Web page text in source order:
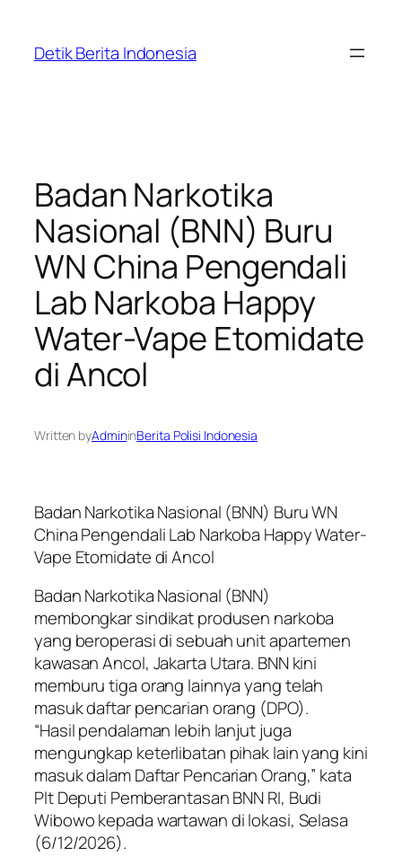
content
Detik Berita Indonesia
Badan Narkotika
Nasional (BNN) Buru
WN China Pengendali
Lab Narkoba Happy
Water-Vape Etomidate
di Ancol
Written byAdmininBerita Polisi Indonesia
Badan Narkotika Nasional (BNN) Buru WN
China Pengendali Lab Narkoba Happy Water-
Vape Etomidate di Ancol
Badan Narkotika Nasional (BNN)
membongkar sindikat produsen narkoba
yang beroperasi di sebuah unit apartemen
kawasan Ancol, Jakarta Utara. BNN kini
memburu tiga orang lainnya yang telah
masuk daftar pencarian orang (DPO).
“Hasil pendalaman lebih lanjut juga
mengungkap keterlibatan pihak lain yang kini
masuk dalam Daftar Pencarian Orang,” kata
Plt Deputi Pemberantasan BNN RI, Budi
Wibowo kepada wartawan di lokasi, Selasa
(6/12/2026).